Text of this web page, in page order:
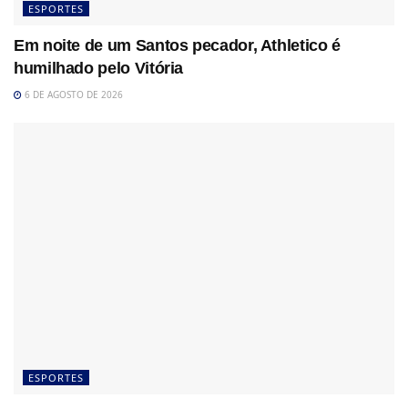
ESPORTES
Em noite de um Santos pecador, Athletico é
humilhado pelo Vitória
6 DE AGOSTO DE 2026
ESPORTES